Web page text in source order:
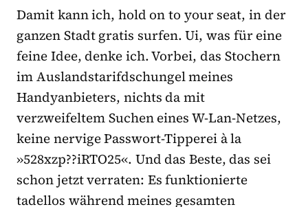
Damit kann ich, hold on to your seat, in der
ganzen Stadt gratis surfen. Ui, was für eine
feine Idee, denke ich. Vorbei, das Stochern
im Auslandstarifdschungel meines
Handyanbieters, nichts da mit
verzweifeltem Suchen eines W-Lan-Netzes,
keine nervige Passwort-Tipperei à la
»528xzp??iRTO25«. Und das Beste, das sei
schon jetzt verraten: Es funktionierte
tadellos während meines gesamten